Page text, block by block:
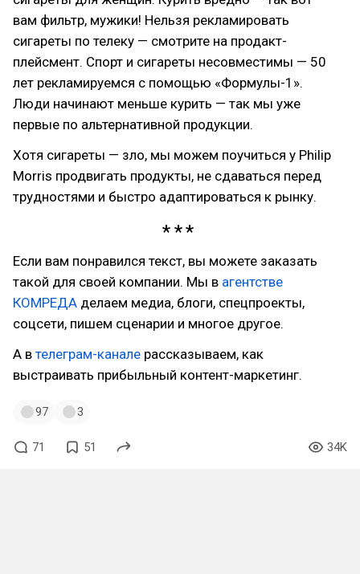
вам фильтр, мужики! Нельзя рекламировать
сигареты по телеку — смотрите на продакт-
плейсмент. Спорт и сигареты несовместимы — 50
лет рекламируемся с помощью «Формулы-1».
Люди начинают меньше курить — так мы уже
первые по альтернативной продукции.
Хотя сигареты — зло, мы можем поучиться у Philip
Morris продвигать продукты, не сдаваться перед
трудностями и быстро адаптироваться к рынку.
Если вам понравился текст, вы можете заказать
такой для своей компании. Мы в агентстве
КОМРЕДА делаем медиа, блоги, спецпроекты,
соцсети, пишем сценарии и многое другое.
А в телеграм-канале рассказываем, как
выстраивать прибыльный контент-маркетинг.
97 3
71 51 34K